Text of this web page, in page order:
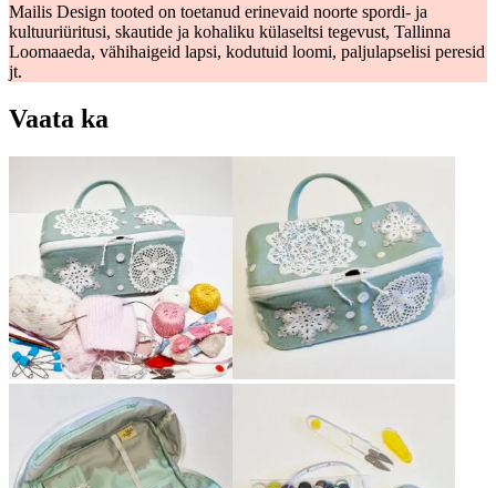
Mailis Design tooted on toetanud erinevaid noorte spordi- ja
kultuuriüritusi, skautide ja kohaliku külaseltsi tegevust, Tallinna
Loomaaeda, vähihaigeid lapsi, kodutuid loomi, paljulapselisi peresid
jt.
Vaata ka